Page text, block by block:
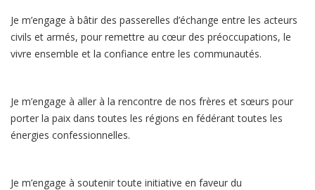
Je m’engage à bâtir des passerelles d’échange entre les acteurs
civils et armés, pour remettre au cœur des préoccupations, le
vivre ensemble et la confiance entre les communautés.
Je m’engage à aller à la rencontre de nos frères et sœurs pour
porter la paix dans toutes les régions en fédérant toutes les
énergies confessionnelles.
Je m’engage à soutenir toute initiative en faveur du